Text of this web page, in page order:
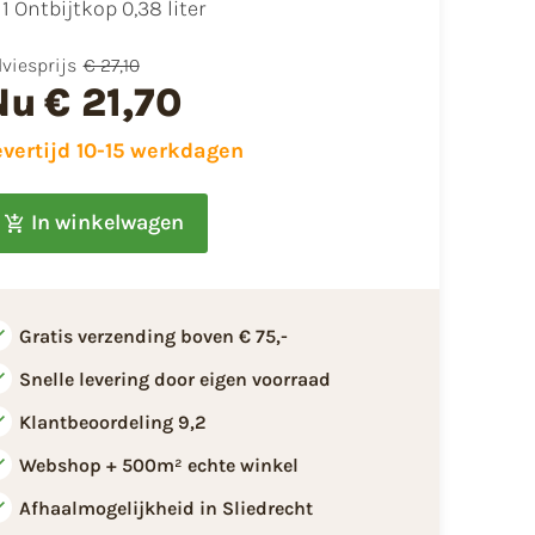
1 Ontbijtkop 0,38 liter
€ 27,10
€ 21,70
10-15 werkdagen
In winkelwagen
Gratis verzending boven € 75,-
Snelle levering door eigen voorraad
Klantbeoordeling 9,2
Webshop + 500m² echte winkel
Afhaalmogelijkheid in Sliedrecht